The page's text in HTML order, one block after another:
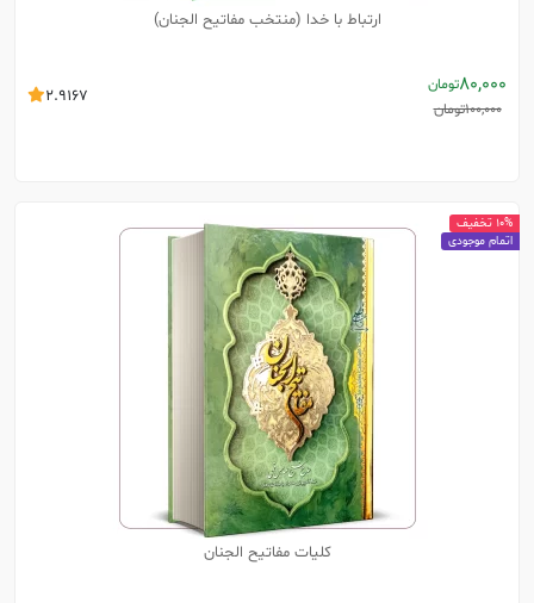
ارتباط با خدا (منتخب مفاتیح الجنان)
80,000تومان
100,000تومان
2.9167
کلیات مفاتیح الجنان
10% تخفیف
اتمام موجودی